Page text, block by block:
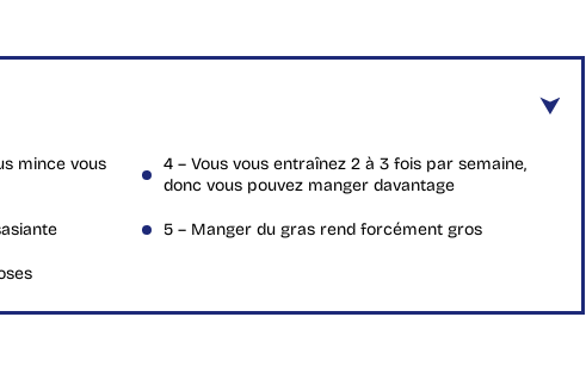
mince vous
4 – Vous vous entraînez 2 à 3 fois par semaine,
donc vous pouvez manger davantage
5 – Manger du gras rend forcément gros